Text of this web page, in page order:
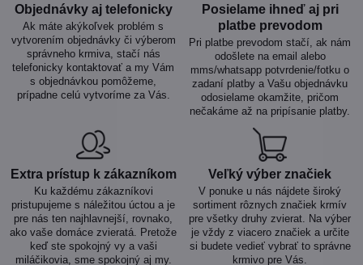
Objednávky aj telefonicky
Ak máte akýkoľvek problém s
vytvorením objednávky či výberom
správneho krmiva, stačí nás
telefonicky kontaktovať a my Vám
s objednávkou pomôžeme,
prípadne celú vytvoríme za Vás.
Posielame ihneď aj pri
platbe prevodom
Pri platbe prevodom stačí, ak nám
odošlete na email alebo
mms/whatsapp potvrdenie/fotku o
zadaní platby a Vašu objednávku
odosielame okamžite, pričom
nečakáme až na pripísanie platby.
Extra prístup k zákazníkom
Ku každému zákazníkovi
pristupujeme s náležitou úctou a je
pre nás ten najhlavnejší, rovnako,
ako vaše domáce zvieratá. Pretože
keď ste spokojný vy a vaši
miláčikovia, sme spokojný aj my.
Veľký výber značiek
V ponuke u nás nájdete široký
sortiment rôznych značiek krmív
pre všetky druhy zvierat. Na výber
je vždy z viacero značiek a určite
si budete vedieť vybrať to správne
krmivo pre Vás.